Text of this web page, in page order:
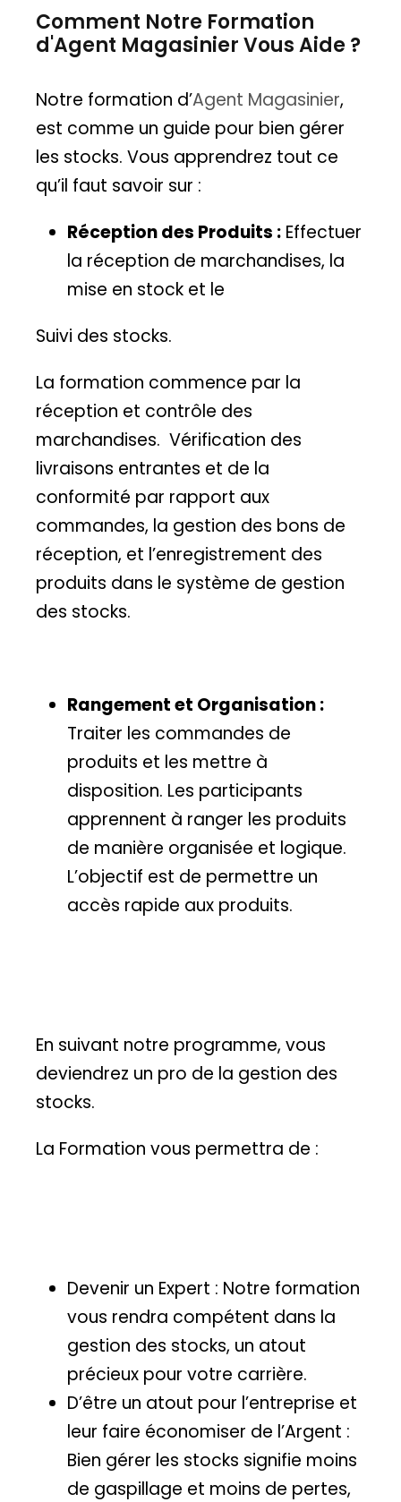
Comment Notre Formation
d'Agent Magasinier Vous Aide ?
Notre formation d’Agent Magasinier,
est comme un guide pour bien gérer
les stocks. Vous apprendrez tout ce
qu’il faut savoir sur :
Réception des Produits : Effectuer
la réception de marchandises, la
mise en stock et le
Suivi des stocks.
La formation commence par la
réception et contrôle des
marchandises. Vérification des
livraisons entrantes et de la
conformité par rapport aux
commandes, la gestion des bons de
réception, et l’enregistrement des
produits dans le système de gestion
des stocks.
Rangement et Organisation :
Traiter les commandes de
produits et les mettre à
disposition. Les participants
apprennent à ranger les produits
de manière organisée et logique.
L’objectif est de permettre un
accès rapide aux produits.
En suivant notre programme, vous
deviendrez un pro de la gestion des
stocks.
La Formation vous permettra de :
Devenir un Expert : Notre formation
vous rendra compétent dans la
gestion des stocks, un atout
précieux pour votre carrière.
D’être un atout pour l’entreprise et
leur faire économiser de l’Argent :
Bien gérer les stocks signifie moins
de gaspillage et moins de pertes,